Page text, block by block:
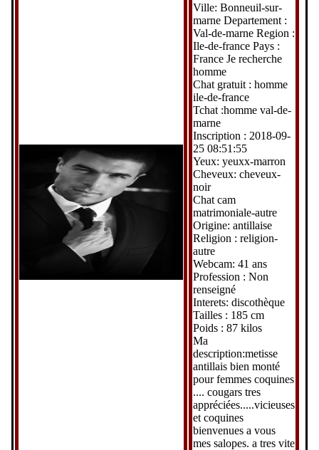
Ville: Bonneuil-sur-
marne Departement :
Val-de-marne Region :
Ile-de-france Pays :
France Je recherche
homme
Chat gratuit : homme
ile-de-france
Tchat :homme val-de-
marne
Inscription : 2018-09-
25 08:51:55
Yeux: yeuxx-marron
Cheveux: cheveux-
noir
Chat cam
matrimoniale-autre
Origine: antillaise
Religion : religion-
autre
Webcam: 41 ans
Profession : Non
renseigné
Interets: discothèque
Tailles : 185 cm
Poids : 87 kilos
Ma
description:metisse
antillais bien monté
pour femmes coquines
.... cougars tres
appréciées.....vicieuses
et coquines
bienvenues a vous
mes salopes. a tres vite